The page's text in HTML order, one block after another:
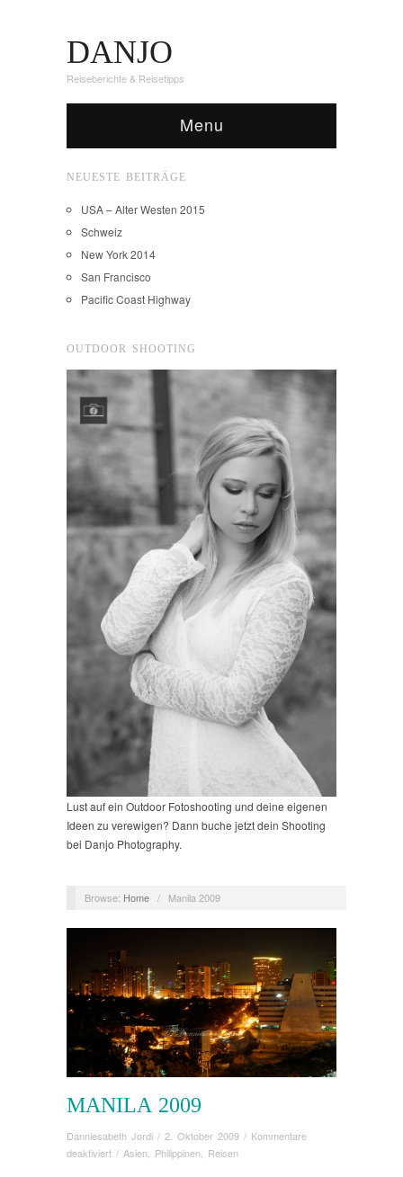
DANJO
Reiseberichte & Reisetipps
Menu
NEUESTE BEITRÄGE
USA – Alter Westen 2015
Schweiz
New York 2014
San Francisco
Pacific Coast Highway
OUTDOOR SHOOTING
Lust auf ein Outdoor Fotoshooting und deine eigenen
Ideen zu verewigen? Dann buche jetzt dein Shooting
bei Danjo Photography.
Browse: Home / Manila 2009
MANILA 2009
Danniesabeth Jordi / 2. Oktober 2009 / Kommentare
deaktiviertfür/ Asien Philippinen Reisen